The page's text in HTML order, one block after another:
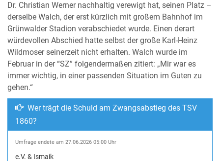
Dr. Christian Werner nachhaltig verewigt hat, seinen Platz –
derselbe Walch, der erst kürzlich mit großem Bahnhof im
Grünwalder Stadion verabschiedet wurde. Einen derart
würdevollen Abschied hatte selbst der große Karl-Heinz
Wildmoser seinerzeit nicht erhalten. Walch wurde im
Februar in der “SZ” folgendermaßen zitiert: „Mir war es
immer wichtig, in einer passenden Situation im Guten zu
gehen.“
Wer trägt die Schuld am Zwangsabstieg des TSV
1860?
Umfrage endete am 27.06.2026 05:00 Uhr
e.V. & Ismaik